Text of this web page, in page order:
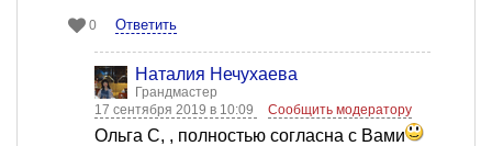
0 Ответить
Наталия Нечухаева
Грандмастер
17 сентября 2019 в 10:09
Сообщить модератору
Ольга С, , полностью согласна с Вами